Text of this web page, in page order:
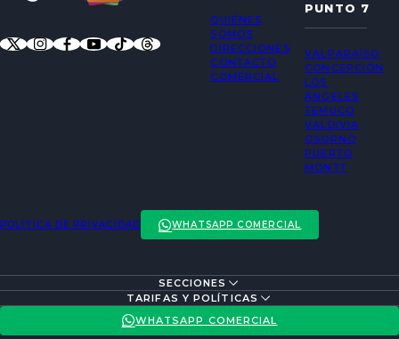
QUIÉNES
SOMOS
DIRECCIONES
CONTACTO
COMERCIAL
PUNTO 7
VALPARAÍSO
CONCEPCIÓN
LOS
ÁNGELES
TEMUCO
VALDIVIA
OSORNO
PUERTO
MONTT
POLÍTICA DE PRIVACIDAD WHATSAPP COMERCIAL
SECCIONES
ACTUALIDAD
TARIFAS Y POLÍTICAS
POLÍTICA DE PRIVACIDAD
WHATSAPP COMERCIAL